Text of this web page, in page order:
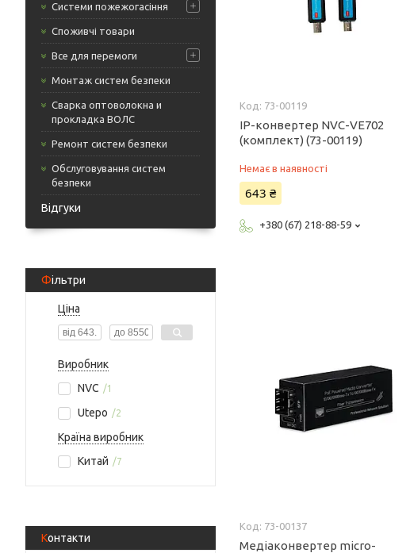
Системи пожежогасіння
Споживчі товари
Все для перемоги
Монтаж систем безпеки
Cварка оптоволокна и
прокладка ВОЛС
Ремонт систем безпеки
Обслуговування систем
безпеки
Відгуки
Фільтри
Ціна
Виробник
NVC
1
Utepo 2
Країна виробник
Китай
7
Контакти
73-00119
IP-конвертер NVC-VE702
(комплект) (73-00119)
Немає в наявності
643 ₴
+380 (67) 218-88-59
73-00137
Медіаконвертер micro-